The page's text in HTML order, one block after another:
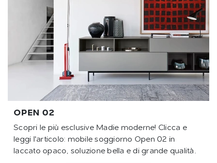
OPEN 02
Scopri le più esclusive Madie moderne! Clicca e
leggi l'articolo: mobile soggiorno Open 02 in
laccato opaco, soluzione bella e di grande qualità.